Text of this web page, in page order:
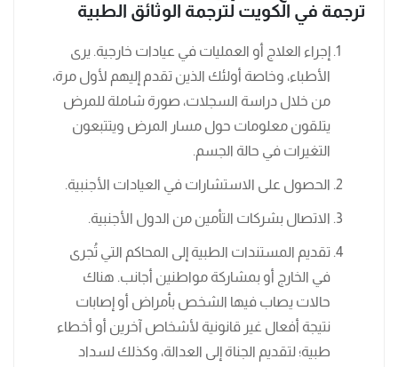
ترجمة في الكويت لترجمة الوثائق الطبية
إجراء العلاج أو العمليات في عيادات خارجية. يرى
الأطباء، وخاصة أولئك الذين تقدم إليهم لأول مرة،
من خلال دراسة السجلات، صورة شاملة للمرض
يتلقون معلومات حول مسار المرض ويتتبعون
التغيرات في حالة الجسم.
الحصول على الاستشارات في العيادات الأجنبية.
الاتصال بشركات التأمين من الدول الأجنبية.
تقديم المستندات الطبية إلى المحاكم التي تُجرى
في الخارج أو بمشاركة مواطنين أجانب. هناك
حالات يصاب فيها الشخص بأمراض أو إصابات
نتيجة أفعال غير قانونية لأشخاص آخرين أو أخطاء
طبية؛ لتقديم الجناة إلى العدالة، وكذلك لسداد